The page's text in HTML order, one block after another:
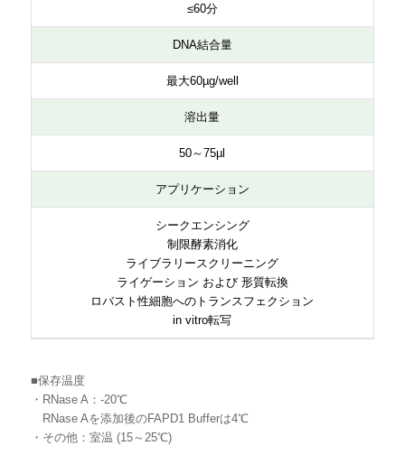
≤60分
DNA結合量
最大60µg/well
溶出量
50～75µl
アプリケーション
シークエンシング
制限酵素消化
ライブラリースクリーニング
ライゲーション および 形質転換
ロバスト性細胞へのトランスフェクション
in vitro転写
■保存温度
・RNase A：-20℃
RNase Aを添加後のFAPD1 Bufferは4℃
・その他：室温 (15～25℃)